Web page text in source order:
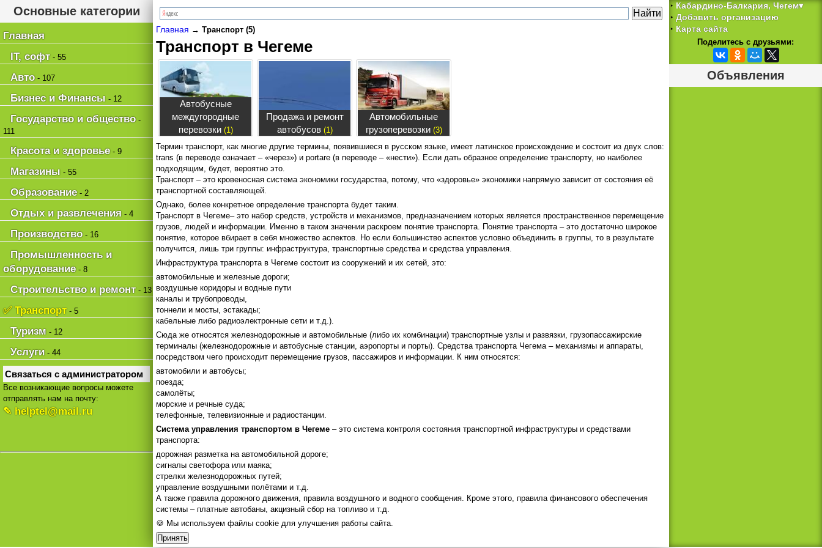
Основные категории
Главная
IT, софт- 55
Авто- 107
Бизнес и Финансы - 12
Государство и общество-
111
Красота и здоровье- 9
Магазины - 55
Образование- 2
Отдых и развлечения - 4
Производство- 16
Промышленность и
оборудование- 8
Строительство и ремонт- 13
✅ Транспорт- 5
Туризм - 12
Услуги - 44
Связаться с администратором
Все возникающие вопросы можете
отправлять нам на почту:
✎ helptel@mail.ru
Главная → Транспорт (5)
Транспорт в Чегеме
Автобусные
междугородные
перевозки(1)
Продажа и ремонт
автобусов(1)
Автомобильные
грузоперевозки(3)
Термин транспорт, как многие другие термины, появившиеся в русском языке, имеет латинское происхождение и состоит из двух слов:
trans (в переводе означает – «через») и portare (в переводе – «нести»). Если дать образное определение транспорту, но наиболее
подходящим, будет, вероятно это.
Транспорт – это кровеносная система экономики государства, потому, что «здоровье» экономики напрямую зависит от состояния её
транспортной составляющей.
Однако, более конкретное определение транспорта будет таким.
Транспорт в Чегеме– это набор средств, устройств и механизмов, предназначением которых является пространственное перемещение
грузов, людей и информации. Именно в таком значении раскроем понятие транспорта. Понятие транспорта – это достаточно широкое
понятие, которое вбирает в себя множество аспектов. Но если большинство аспектов условно объединить в группы, то в результате
получится, лишь три группы: инфраструктура, транспортные средства и средства управления.
Инфраструктура транспорта в Чегеме состоит из сооружений и их сетей, это:
автомобильные и железные дороги;
воздушные коридоры и водные пути
каналы и трубопроводы,
тоннели и мосты, эстакады;
кабельные либо радиоэлектронные сети и т.д.).
Сюда же относятся железнодорожные и автомобильные (либо их комбинации) транспортные узлы и развязки, грузопассажирские
терминалы (железнодорожные и автобусные станции, аэропорты и порты). Средства транспорта Чегема – механизмы и аппараты,
посредством чего происходит перемещение грузов, пассажиров и информации. К ним относятся:
автомобили и автобусы;
поезда;
самолёты;
морские и речные суда;
телефонные, телевизионные и радиостанции.
Система управления транспортом в Чегеме – это система контроля состояния транспортной инфраструктуры и средствами
транспорта:
дорожная разметка на автомобильной дороге;
сигналы светофора или маяка;
стрелки железнодорожных путей;
управление воздушными полётами и т.д.
А также правила дорожного движения, правила воздушного и водного сообщения. Кроме этого, правила финансового обеспечения
системы – платные автобаны, акцизный сбор на топливо и т.д.
🍪 Мы используем файлы cookie для улучшения работы сайта.
Принять
‣ Кабардино-Балкария, Чегем▾
‣ Добавить организацию
‣ Карта сайта
Поделитесь с друзьями:
Объявления